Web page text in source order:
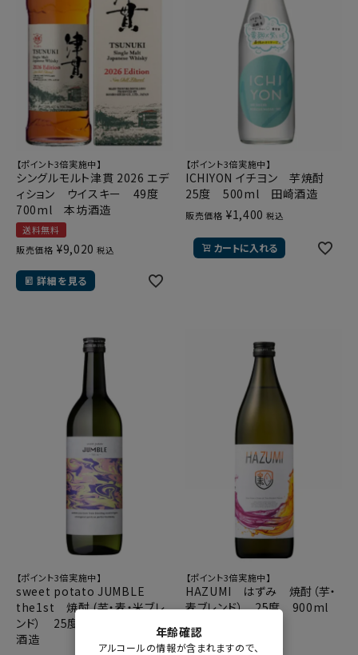
年齢確認
アルコールの情報が含まれますので、
【ポイント3倍実施中】
シングルモルト津貫 2026 エデ
ィション ウイスキー 49度
700ml 本坊酒造
送料無料
販売価格 ¥9,020 税込
詳細を見る
【ポイント3倍実施中】
ICHIYON イチヨン 芋焼酎
25度 500ml 田崎酒造
販売価格 ¥1,400 税込
カートに入れる
【ポイント3倍実施中】
sweet potato JUMBLE
the1st 焼酎 (芋・麦・米ブレ
ンド） 25度 720ml 白金
酒造
【ポイント3倍実施中】
HAZUMI はずみ 焼酎（芋・
麦ブレンド） 25度 900ml
岩川醸造
販売価格 ¥1,285